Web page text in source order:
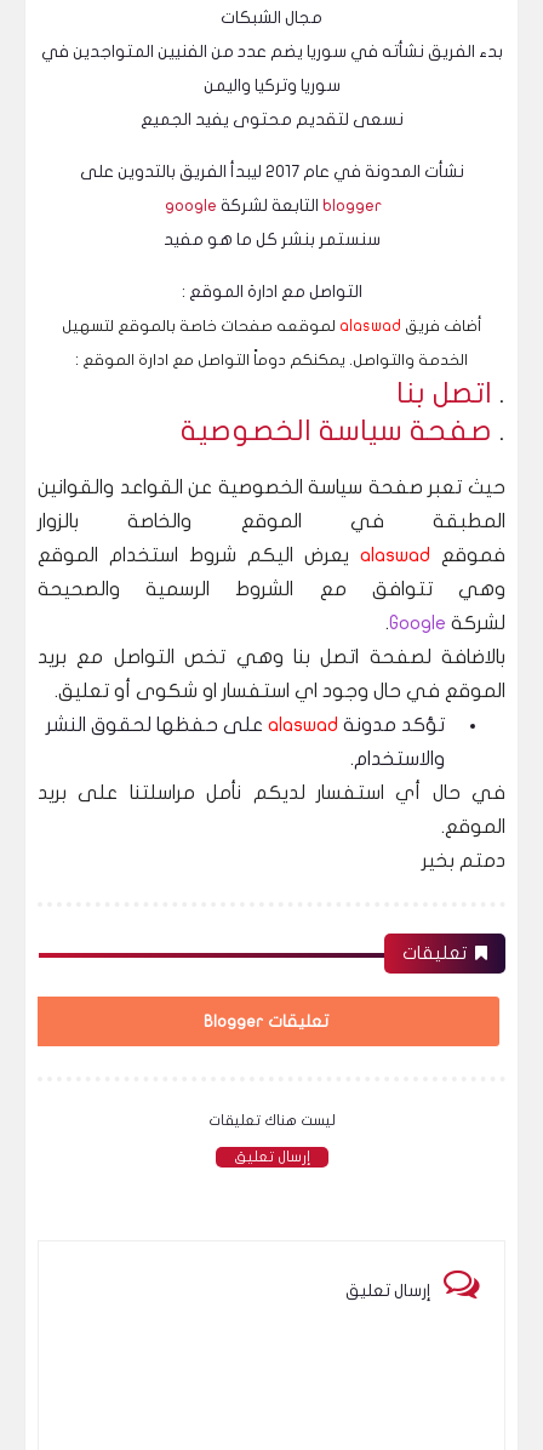
مجال الشبكات
بدء الفريق نشأته في سوريا يضم عدد من الفنيين المتواجدين في
سوريا وتركيا واليمن
نسعى لتقديم محتوى يفيد الجميع
نشأت المدونة في عام 2017 ليبدأ الفريق بالتدوين على
blogger التابعة لشركة google
سنستمر بنشر كل ما هو مفيد
التواصل مع ادارة الموقع :
أضاف فريق alaswad لموقعه صفحات خاصة بالموقع لتسهيل
الخدمة والتواصل. يمكنكم دوماً التواصل مع ادارة الموقع :
. اتصل بنا
. صفحة سياسة الخصوصية
حيث تعبر صفحة سياسة الخصوصية عن القواعد والقوانين
المطبقة في الموقع والخاصة بالزوار
فموقع alaswad يعرض اليكم شروط استخدام الموقع
وهي تتوافق مع الشروط الرسمية والصحيحة
لشركة Google
.
بالاضافة لصفحة اتصل بنا وهي تخص التواصل مع بريد
الموقع في حال وجود اي استفسار او شكوى أو تعليق.
تؤكد مدونة alaswad على حفظها لحقوق النشر
والاستخدام.
في حال أي استفسار لديكم نأمل مراسلتنا على بريد
الموقع.
دمتم بخير
تعليقات
تعليقات Blogger
ليست هناك تعليقات
إرسال تعليق
إرسال تعليق